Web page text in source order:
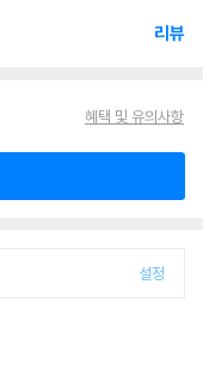
리뷰
혜택 및 유의사항
설정